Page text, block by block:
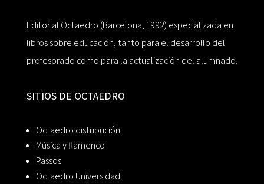
Editorial Octaedro (Barcelona, 1992) especializada en
libros sobre educación, tanto para el desarrollo del
profesorado como para la actualización del alumnado.
SITIOS DE OCTAEDRO
Octaedro distribución
Música y flamenco
Passos
Octaedro Universidad